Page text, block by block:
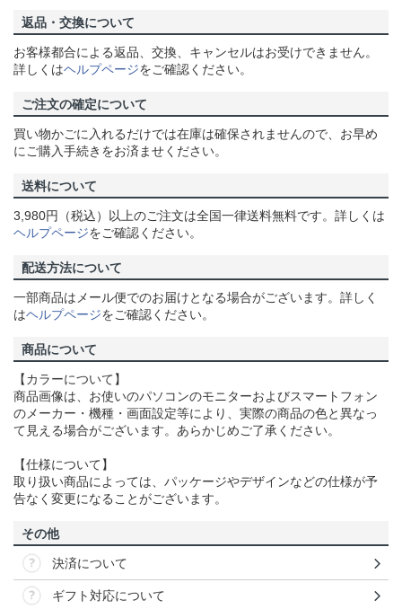
返品・交換について
お客様都合による返品、交換、キャンセルはお受けできません。
詳しくはヘルプページをご確認ください。
ご注文の確定について
買い物かごに入れるだけでは在庫は確保されませんので、お早め
にご購入手続きをお済ませください。
送料について
3,980円（税込）以上のご注文は全国一律送料無料です。詳しくは
ヘルプページをご確認ください。
配送方法について
一部商品はメール便でのお届けとなる場合がございます。詳しく
はヘルプページをご確認ください。
商品について
【カラーについて】
商品画像は、お使いのパソコンのモニターおよびスマートフォン
のメーカー・機種・画面設定等により、実際の商品の色と異なっ
て見える場合がございます。あらかじめご了承ください。
【仕様について】
取り扱い商品によっては、パッケージやデザインなどの仕様が予
告なく変更になることがございます。
その他
決済について
ギフト対応について